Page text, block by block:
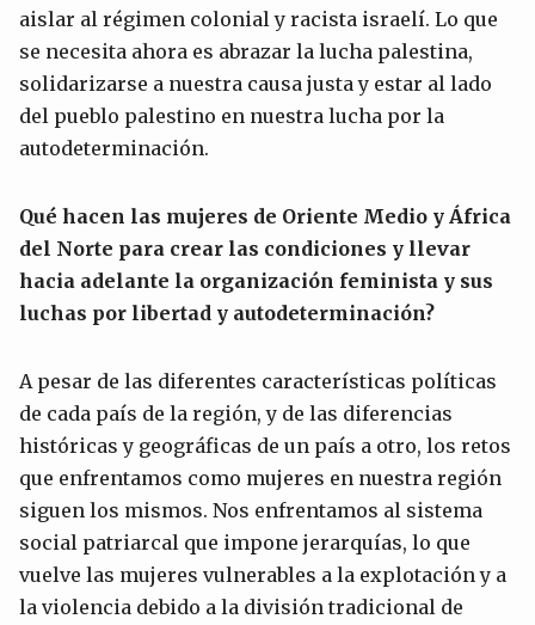
aislar al régimen colonial y racista israelí. Lo que
se necesita ahora es abrazar la lucha palestina,
solidarizarse a nuestra causa justa y estar al lado
del pueblo palestino en nuestra lucha por la
autodeterminación.
Qué hacen las mujeres de Oriente Medio y África
del Norte para crear las condiciones y llevar
hacia adelante la organización feminista y sus
luchas por libertad y autodeterminación?
A pesar de las diferentes características políticas
de cada país de la región, y de las diferencias
históricas y geográficas de un país a otro, los retos
que enfrentamos como mujeres en nuestra región
siguen los mismos. Nos enfrentamos al sistema
social patriarcal que impone jerarquías, lo que
vuelve las mujeres vulnerables a la explotación y a
la violencia debido a la división tradicional de